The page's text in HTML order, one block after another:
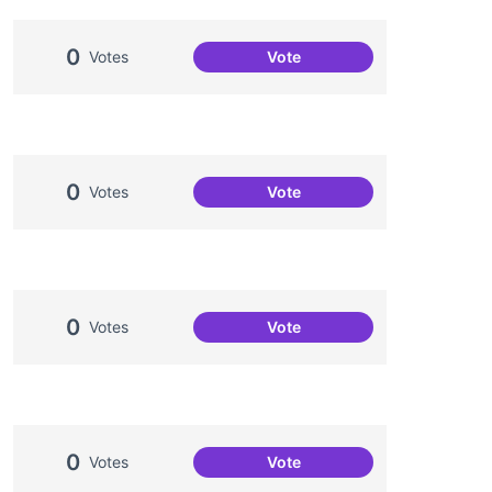
0 Votes VoteUna única Festa Major
0 Votes VoteJornades de Salut Mental
0 Votes VoteProjecte Radars
0 Votes VoteComissió de Festes